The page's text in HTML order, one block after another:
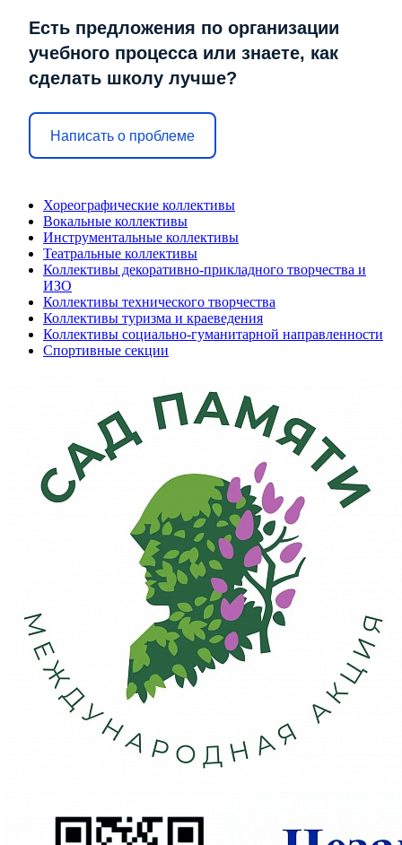
Есть предложения по организации
учебного процесса или знаете, как
сделать школу лучше?
Написать о проблеме
Хореографические коллективы
Вокальные коллективы
Инструментальные коллективы
Театральные коллективы
Коллективы декоративно-прикладного творчества и
ИЗО
Коллективы технического творчества
Коллективы туризма и краеведения
Коллективы социально-гуманитарной направленности
Спортивные секции